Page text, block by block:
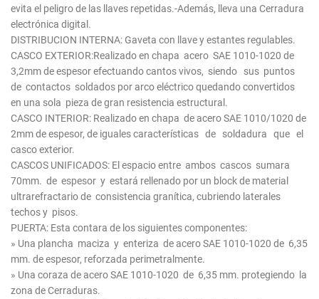
evita el peligro de las llaves repetidas.-Además, lleva una Cerradura
electrónica digital.
DISTRIBUCION INTERNA: Gaveta con llave y estantes regulables.
CASCO EXTERIOR:Realizado en chapa acero SAE 1010-1020 de
3,2mm de espesor efectuando cantos vivos, siendo sus puntos
de contactos soldados por arco eléctrico quedando convertidos
en una sola pieza de gran resistencia estructural.
CASCO INTERIOR: Realizado en chapa de acero SAE 1010/1020 de
2mm de espesor, de iguales características de soldadura que el
casco exterior.
CASCOS UNIFICADOS: El espacio entre ambos cascos sumara
70mm. de espesor y estará rellenado por un block de material
ultrarefractario de consistencia granítica, cubriendo laterales
techos y pisos.
PUERTA: Esta contara de los siguientes componentes:
» Una plancha maciza y enteriza de acero SAE 1010-1020 de 6,35
mm. de espesor, reforzada perimetralmente.
» Una coraza de acero SAE 1010-1020 de 6,35 mm. protegiendo la
zona de Cerraduras.